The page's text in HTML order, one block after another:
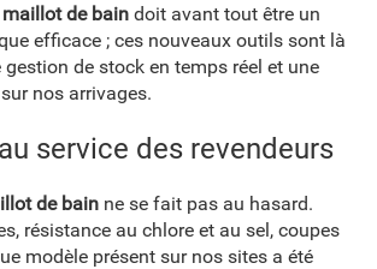
de bain doit avant tout être un
efficace ; ces nouveaux outils sont là
de stock en temps réel et une
nos arrivages.
service des revendeurs
de bain ne se fait pas au hasard.
résistance au chlore et au sel, coupes
modèle présent sur nos sites a été